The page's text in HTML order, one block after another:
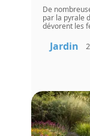
De
par la pyrale
dévorent les
Jardin